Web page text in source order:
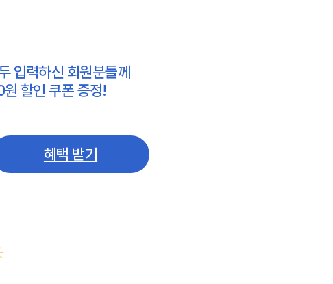
입력하신 회원분들께
할인 쿠폰 증정!
혜택 받기